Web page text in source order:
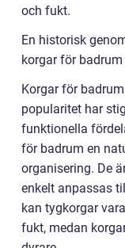
och fukt.
En historisk
korgar för badrum
Korgar för
popularitet har
funktionella
för badrum en
organisering. De
enkelt anpassas
kan tygkorgar
fukt, medan